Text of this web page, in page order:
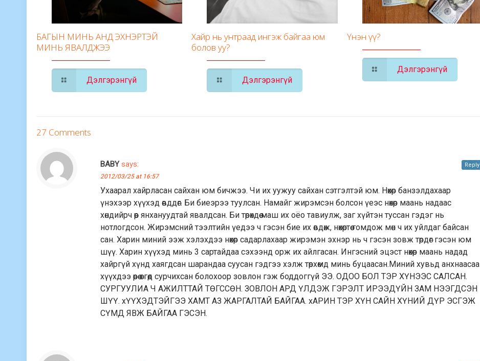
БАГЫН МИНЬ АНД ЭХНЭРТЭЙ
МИНЬ ЯВАЛДЖЭЭ
Дэлгэрэнгүй
Хайр нь унтраад ингэж байгаа юм
болов уу?
Дэлгэрэнгүй
Үнэн үү?
Дэлгэрэнгүй
27 Comments
BABY says:
2012/03/25 at 16:57
Ухаарал хайрласан сайхан юм бичжээ. Чи их уужуу сайхан сэтгэлтэй юм. Нөхөр банзэлдахаар
үнэхээр хүүхэд өвддөг. Би биеэрээ туулсан. Намайг жирэмсэн болсон үеэс нөхөр маань надаас
хөндийрч өөр янхануудтай явалдсан. Би төрөхдөө маш их оёо тавиулж, заг хүйтэн туссан гэдэг нь
нотлогдсон. Жирэмсний тээлтийн үедээ ч гэсэн бие их өвдөж, нөхөртөө гомдож мөн ч их уйлдаг байсан
сан. Харин миний ээж хэлэхдээ нөхөр садарлахаар жирэмэн эхнэр нь ч гэсэн зовж төрдөг гэсэн юм
шүү. Харин хүүхэд минь 3 сартайдаа сэхээнд орж их айлгасан. Ингэсний эцэст нөхөр маань надад
хайргүй хүнд хаягдсан шарандаа суусан гэдгээ хэлж төрхөмд минь буцаасан.Миний хувьд анхнаасаа
хүүхдээ өөрөө өсгөөд сурчихсан болохоор зовлон гэж боддоггүй ЭЭ. ОДОО БОЛ ТЭР ХҮНЭЭС САЛСАН.
СУРГУУЛИА Ч АЖИЛТТАЙ ТӨГССӨН. ЗОВЛОН АРД ҮЛДЭЖ ГЭРЭЛТ ИРЭЭДҮЙН ЗАМ НЭЭГДСЭН
ШҮҮ. хҮҮХЭДТЭЙГЭЭ ХАМТ АЗ ЖАРГАЛТАЙ БАЙГАА. хАРИН ТЭР ХҮН САЙН ХҮНИЙ ДҮР ЭСГЭЖ
СҮМД ЯВЖ БАЙГАА ГЭСЭН.
Reply